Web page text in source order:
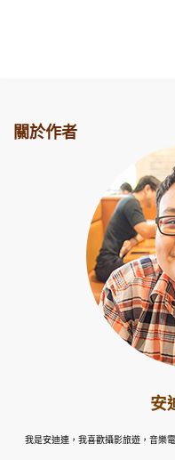
關於作者
安
我是安迪連，我喜歡攝影旅遊，音樂